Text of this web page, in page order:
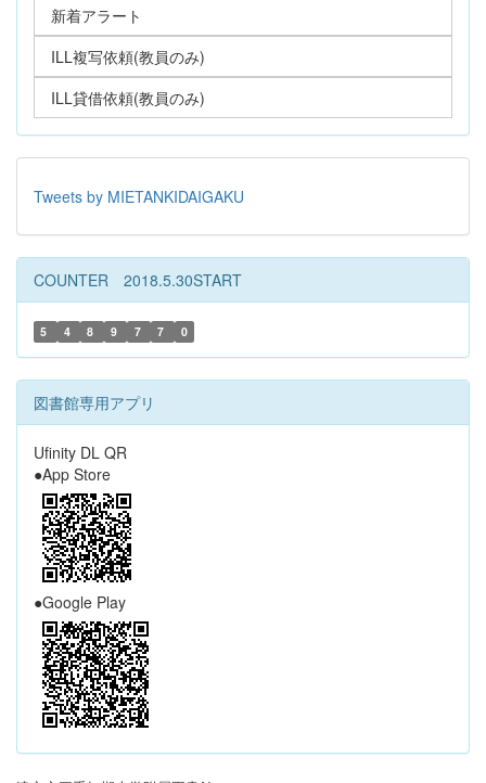
新着アラート
ILL複写依頼(教員のみ)
ILL貸借依頼(教員のみ)
Tweets by MIETANKIDAIGAKU
COUNTER 2018.5.30START
5 4 8 9 7 7 0
図書館専用アプリ
Ufinity DL QR
●App Store
●Google Play